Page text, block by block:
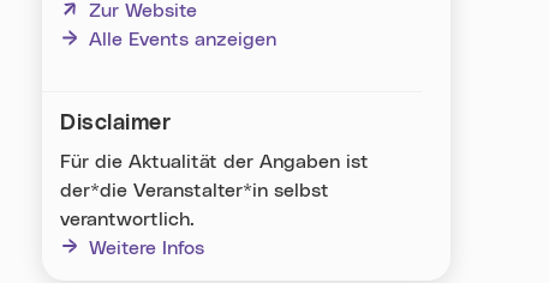
Zur Website
(neues Fenster)
Alle Events anzeigen
Disclaimer
Für die Aktualität der Angaben ist
der*die Veranstalter*in selbst
verantwortlich.
Weitere Infos